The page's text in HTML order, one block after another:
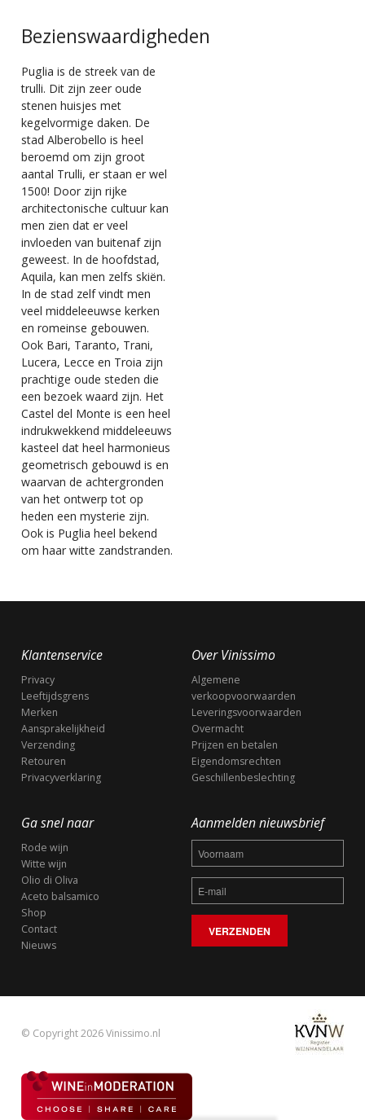
Bezienswaardigheden
Puglia is de streek van de
trulli. Dit zijn zeer oude
stenen huisjes met
kegelvormige daken. De
stad Alberobello is heel
beroemd om zijn groot
aantal Trulli, er staan er wel
1500! Door zijn rijke
architectonische cultuur kan
men zien dat er veel
invloeden van buitenaf zijn
geweest. In de hoofdstad,
Aquila, kan men zelfs skiën.
In de stad zelf vindt men
veel middeleeuwse kerken
en romeinse gebouwen.
Ook Bari, Taranto, Trani,
Lucera, Lecce en Troia zijn
prachtige oude steden die
een bezoek waard zijn. Het
Castel del Monte is een heel
indrukwekkend middeleeuws
kasteel dat heel harmonieus
geometrisch gebouwd is en
waarvan de achtergronden
van het ontwerp tot op
heden een mysterie zijn.
Ook is Puglia heel bekend
om haar witte zandstranden.
Klantenservice
Privacy
Leeftijdsgrens
Merken
Aansprakelijkheid
Verzending
Retouren
Privacyverklaring
Over Vinissimo
Algemene
verkoopvoorwaarden
Leveringsvoorwaarden
Overmacht
Prijzen en betalen
Eigendomsrechten
Geschillenbeslechting
Ga snel naar
Rode wijn
Witte wijn
Olio di Oliva
Aceto balsamico
Shop
Contact
Nieuws
Aanmelden nieuwsbrief
© Copyright 2026 Vinissimo.nl